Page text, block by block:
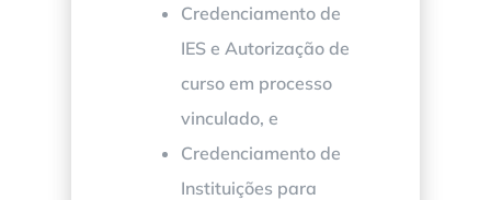
Credenciamento de
IES e Autorização de
curso em processo
vinculado, e
Credenciamento de
Instituições para